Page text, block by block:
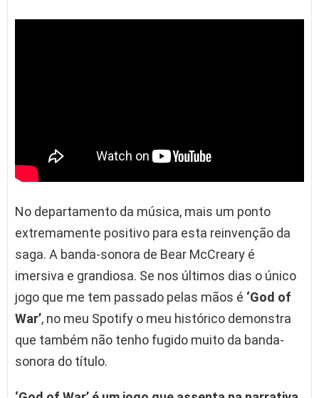
No departamento da música, mais um ponto
extremamente positivo para esta reinvenção da
saga. A banda-sonora de Bear McCreary é
imersiva e grandiosa. Se nos últimos dias o único
jogo que me tem passado pelas mãos é ‘God of
War’, no meu Spotify o meu histórico demonstra
que também não tenho fugido muito da banda-
sonora do título.